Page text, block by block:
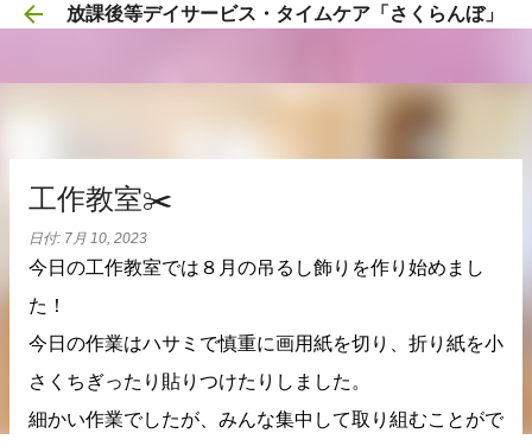
スキップしてメイン コンテンツに移動
放課後等デイサービス・タイムケア「さくらんぼ」
工作教室✂️
日付: 7月 10, 2023
今日の工作教室では８月の吊るし飾りを作り始めまし
た！
今日の作業はハサミで慎重に画用紙を切り、折り紙を小
さくちぎったり貼りつけたりしました。
細かい作業でしたが、みんな集中して取り組むことがで